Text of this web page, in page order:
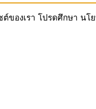
ของเรา โปรดศึกษา น